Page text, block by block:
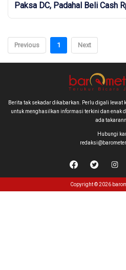
Paksa DC, Padahal Beli Cash
Previous 1 Next
Berita tak sekadar dikabarkan. Perlu digali
untuk menghasilkan informasi terkini dan enak
ada
Hubungi
Copyright © 2026